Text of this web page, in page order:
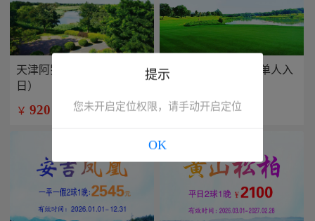
天津阿罗马2球1晚（平
日）
￥ 920
兴隆康乐园2球1晚(单人入
￥799 /人
提示
您未开启定位权限，请手动开启定位
OK